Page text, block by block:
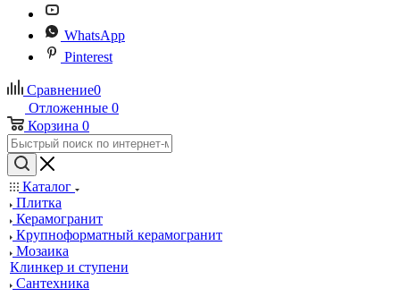
WhatsApp
Pinterest
Сравнение0
Отложенные 0
Корзина 0
Каталог
Плитка
Керамогранит
Крупноформатный керамогранит
Мозаика
Клинкер и ступени
Сантехника